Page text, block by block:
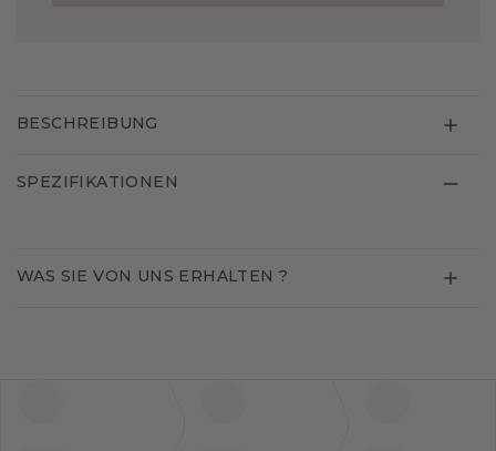
BESCHREIBUNG
SPEZIFIKATIONEN
WAS SIE VON UNS ERHALTEN ?